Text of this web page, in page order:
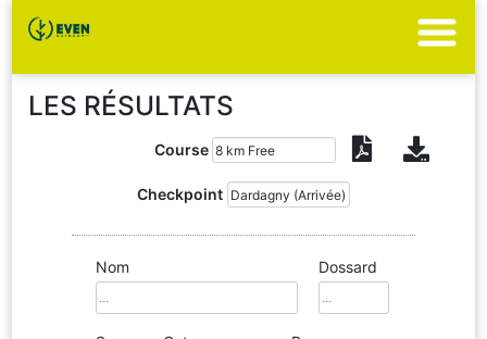
LES RÉSULTATS
Course
Checkpoint
Nom Dossard